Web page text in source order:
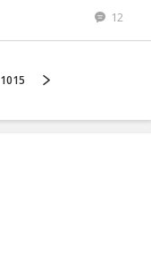
12
1015